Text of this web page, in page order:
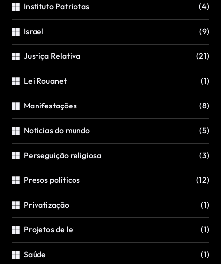
Instituto Patriotas (4)
Israel (9)
Justiça Relativa (21)
Lei Rouanet (1)
Manifestações (8)
Noticias do mundo (5)
Perseguição religiosa (3)
Presos políticos (12)
Privatização (1)
Projetos de lei (1)
Saúde (1)